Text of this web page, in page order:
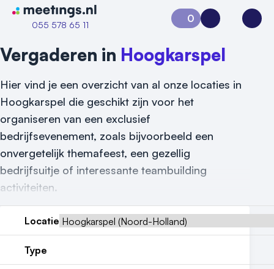
Naar home van Meetings
055 578 65 11
Vraag locatie aan
Locatiegids
Meld locatie aan
Nieuws
0
Aanvraag 0Inloggen
Vergaderen in Hoogkarspel
Hier vind je een overzicht van al onze locaties in
Hoogkarspel die geschikt zijn voor het
organiseren van een exclusief
bedrijfsevenement, zoals bijvoorbeeld een
onvergetelijk themafeest, een gezellig
bedrijfsuitje of interessante teambuilding
activiteiten.
Locatie
Type